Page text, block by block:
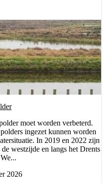
moet worden verbeterd.
ingezet kunnen worden
In 2019 en 2022 zijn
westzijde en langs het Drents
2026